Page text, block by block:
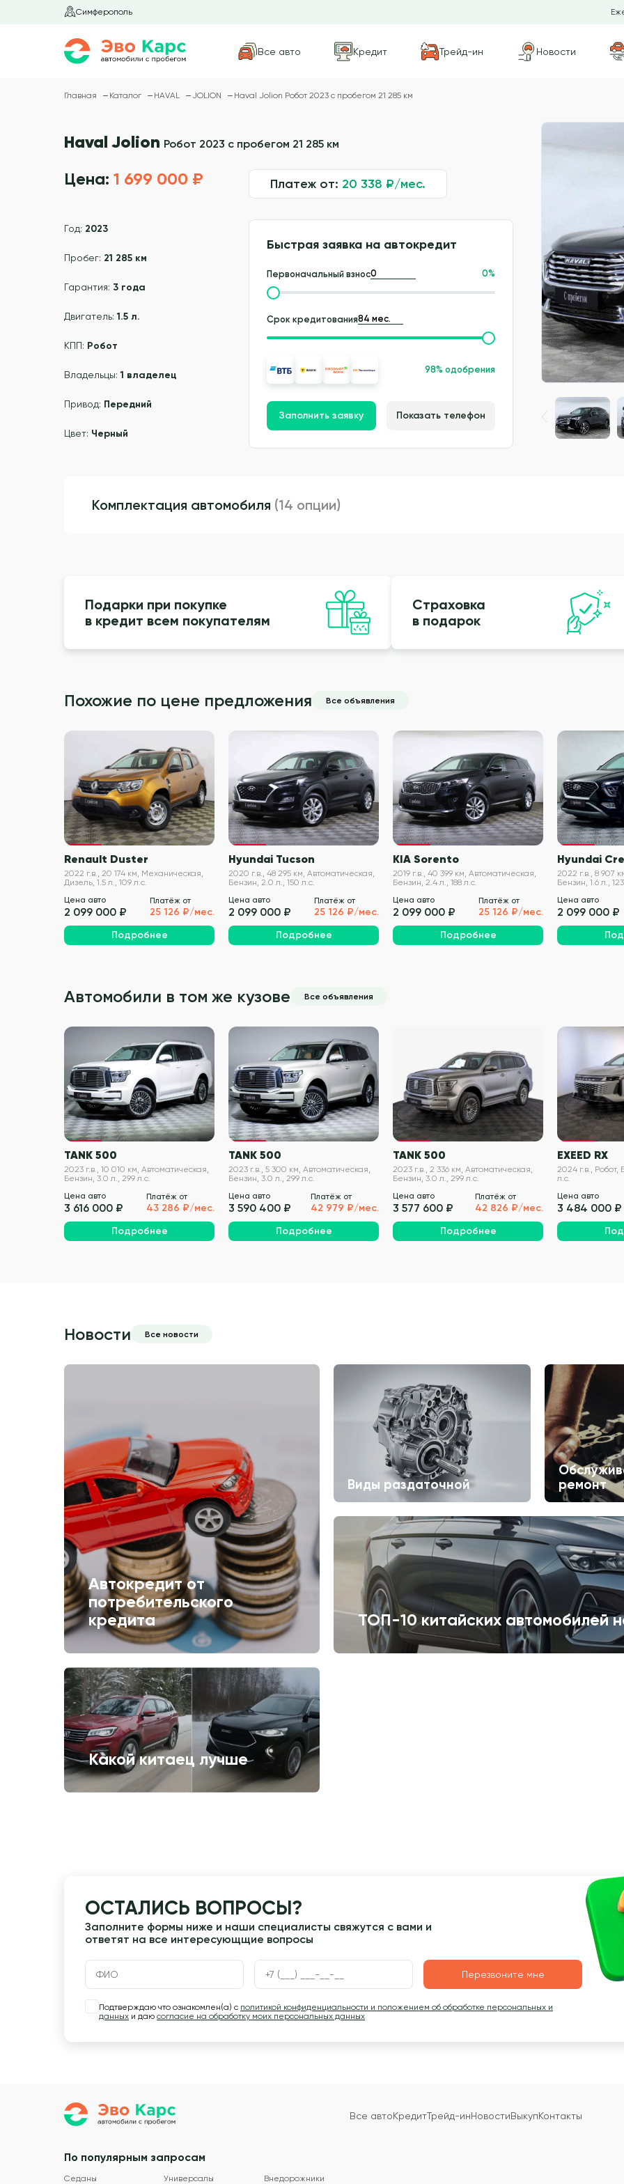
Симферополь
Все авто Кредит Трейд-ин Новости
Главная Каталог HAVAL JOLION Haval Jolion Робот 2023 с пробегом 21 285 км
Haval Jolion Робот 2023 с пробегом 21 285 км
Цена: 1 699 000 ₽
Год: 2023
Пробег: 21 285 км
Гарантия: 3 года
Двигатель:1.5 л.
КПП: Робот
Владельцы:1 владелец
Привод: Передний
Цвет: Черный
Платеж от: 20 338 ₽/мес.
Быстрая заявка на автокредит
Первоначальный взнос 0%
Срок кредитования
98% одобрения
Заполнить заявку Показать телефон
Комплектация автомобиля (14 опции)
Подарки при покупке
в кредит всем покупателям
Страховка
в подарок
Похожие по цене предложения Все объявления
VIN проверен
Renault Duster
2022 г.в., 20 174 км, Механическая,
Дизель, 1.5 л., 109 л.с.
Цена авто
2 099 000 ₽
Платёж от
25 126 ₽/мес.
Подробнее
VIN проверен
Hyundai Tucson
2020 г.в., 48 295 км, Автоматическая,
Бензин, 2.0 л., 150 л.с.
Цена авто
2 099 000 ₽
Платёж от
25 126 ₽/мес.
Подробнее
VIN проверен
KIA Sorento
2019 г.в., 40 399 км, Автоматическая,
Бензин, 2.4 л., 188 л.с.
Цена авто
2 099 000 ₽
Платёж от
25 126 ₽/мес.
Подробнее
Hyundai
2022 г.в., 8 907
Бензин, 1.6 л.,
Цена авто
2 099 000 ₽
Автомобили в том же кузове Все объявления
VIN проверен
TANK 500
2023 г.в., 10 010 км, Автоматическая,
Бензин, 3.0 л., 299 л.с.
Цена авто
3 616 000 ₽
Платёж от
43 286 ₽/мес.
Подробнее
VIN проверен
TANK 500
2023 г.в., 5 300 км, Автоматическая,
Бензин, 3.0 л., 299 л.с.
Цена авто
3 590 400 ₽
Платёж от
42 979 ₽/мес.
Подробнее
TANK 500
2023 г.в., 2 336 км, Автоматическая,
Бензин, 3.0 л., 299 л.с.
Цена авто
3 577 600 ₽
Платёж от
42 826 ₽/мес.
Подробнее
EXEED RX
2024 г.в., Робот,
л.с.
Цена авто
3 484 000 ₽
Новости Все новости
Автокредит от
потребительского
кредита
Виды раздаточной
ремонт
ТОП-10 китайских автомобилей
Какой китаец лучше
ОСТАЛИСЬ ВОПРОСЫ?
Заполните формы ниже и наши специалисты свяжутся с вами и
ответят на все интересующщие вопросы
Перезвоните мне
Подтверждаю что ознакомлен(а) с политикой конфиденциальности и положением об обработке персональных и
данных и даю согласие на обработку моих персональных данных
Все автоКредитТрейд-инНовостиВыкупКонтакты
По популярным запросам
Седаны Универсалы Внедорожники